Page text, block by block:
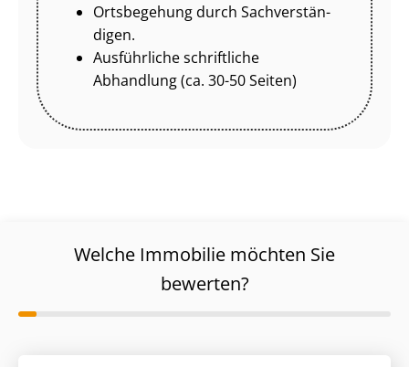
Ortsbegehung durch Sach­ver­stän­
di­gen.
Ausführliche schriftliche
Abhandlung (ca. 30-50 Seiten)
Welche Immobilie möchten Sie
bewerten?